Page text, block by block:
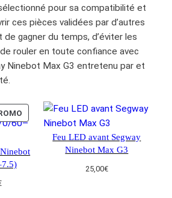
pour sa compatibilité et
ces pièces validées par d’autres
gagner du temps, d’éviter les
rouler en toute confiance avec
Ninebot Max G3 entretenu par et
PRODUIT
EN
PROMOTION
Le
Feu LED avant Segway
Ninebot Max G3
25,00€